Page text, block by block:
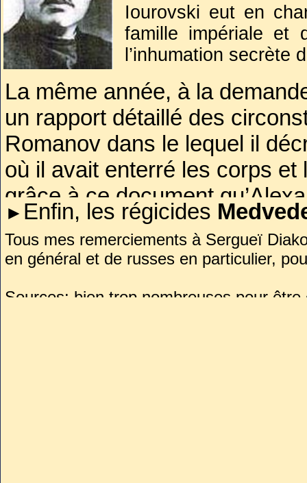
Tous mes remerciements à Sergueï
en général et de russes en particulier,
Sources: bien trop nombreuses pour
► Enfin, les régicides
et Nikouline, qui tua Alexis,
Novodevitchi
Iourovski eut en
famille impériale et
l’inhumation secrète
avec lui les biens
convoyait l’or des
Il passa les deux
travailla un temps
des affaires
retourna à
La même année, à la
un rapport détaillé des
Romanov dans le lequel il
où il avait enterré les corps
grâce à ce document
purent découvrir la tombe
Au milieu des années 1930,
commencèrent à être
en 1934, sa fille fut-elle